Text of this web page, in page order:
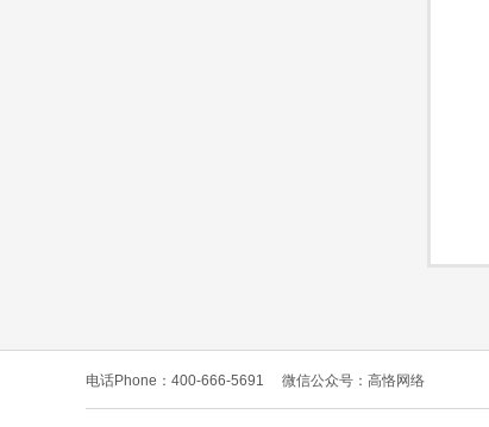
电话Phone：400-666-5691 微信公众号：高恪网络